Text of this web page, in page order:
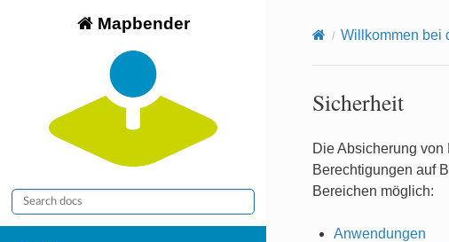
Mapbender
Willkommen bei
Sicherheit
Die Absicherung
Berechtigungen auf
Bereichen möglich:
Anwendungen